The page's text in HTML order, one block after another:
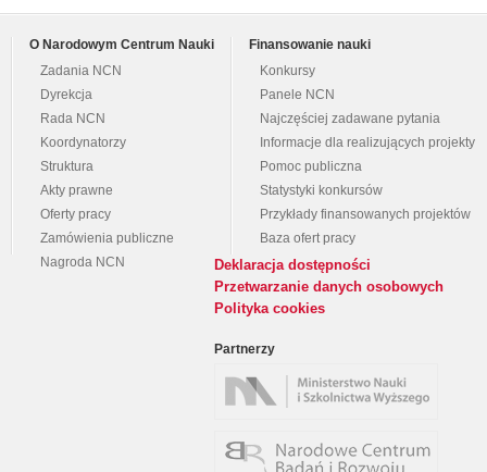
O Narodowym Centrum Nauki
Zadania NCN
Dyrekcja
Rada NCN
Koordynatorzy
Struktura
Akty prawne
Oferty pracy
Zamówienia publiczne
Nagroda NCN
Finansowanie nauki
Konkursy
Panele NCN
Najczęściej zadawane pytania
Informacje dla realizujących projekty
Pomoc publiczna
Statystyki konkursów
Przykłady finansowanych projektów
Baza ofert pracy
Deklaracja dostępności
Przetwarzanie danych osobowych
Polityka cookies
Partnerzy